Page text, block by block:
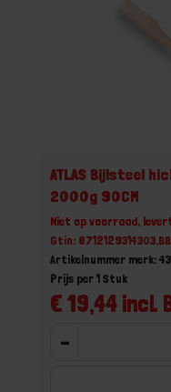
ATLAS Bijlsteel
2000g 90CM
Niet op voorraad,
Gtin:
Artikelnummer merk:
€ 19,44 incl.
Prijs per 1 Stuk
-